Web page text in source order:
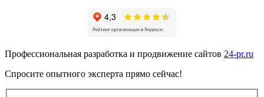
Профессиональная разработка и продвижение сайтов 24-pr.ru
Спросите опытного эксперта прямо сейчас!